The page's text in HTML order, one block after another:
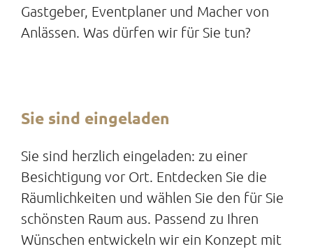
Gastgeber, Eventplaner und Macher von
Anlässen. Was dürfen wir für Sie tun?
Sie sind eingeladen
Sie sind herzlich eingeladen: zu einer
Besichtigung vor Ort. Entdecken Sie die
Räumlichkeiten und wählen Sie den für Sie
schönsten Raum aus. Passend zu Ihren
Wünschen entwickeln wir ein Konzept mit